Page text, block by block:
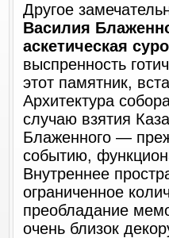
Другое
Василия
аскетическая
выспренность
этот памятник,
Архитектура
случаю взятия
Блаженного —
событию,
Внутреннее
ограниченное
преобладание
очень близок